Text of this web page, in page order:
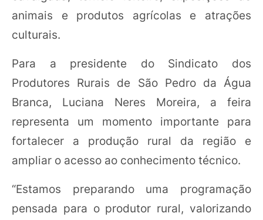
animais e produtos agrícolas e atrações
culturais.
Para a presidente do Sindicato dos
Produtores Rurais de São Pedro da Água
Branca, Luciana Neres Moreira, a feira
representa um momento importante para
fortalecer a produção rural da região e
ampliar o acesso ao conhecimento técnico.
“Estamos preparando uma programação
pensada para o produtor rural, valorizando